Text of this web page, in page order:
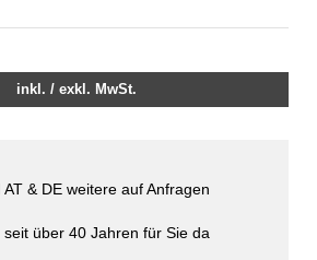
inkl. / exkl. MwSt.
AT & DE weitere auf Anfragen
seit über 40 Jahren für Sie da